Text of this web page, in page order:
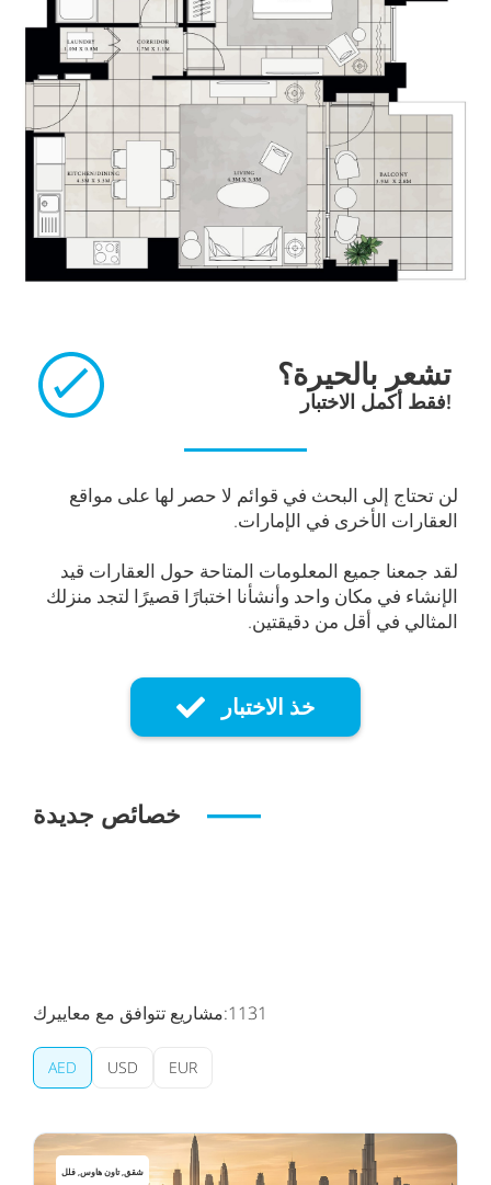
تشعر بالحيرة؟
فقط أكمل الاختبار!
لن تحتاج إلى البحث في قوائم لا حصر لها على مواقع
العقارات الأخرى في الإمارات.
لقد جمعنا جميع المعلومات المتاحة حول العقارات قيد
الإنشاء في مكان واحد وأنشأنا اختبارًا قصيرًا لتجد منزلك
المثالي في أقل من دقيقتين.
خذ الاختبار
خصائص جديدة
1131مشاريع تتوافق مع معاييرك:
AED USD EUR
شقق, تاون هاوس, فلل